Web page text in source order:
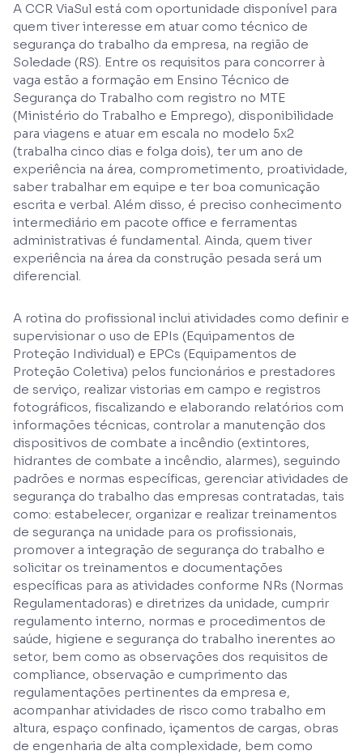
A CCR ViaSul está com oportunidade disponível para
quem tiver interesse em atuar como técnico de
segurança do trabalho da empresa, na região de
Soledade (RS). Entre os requisitos para concorrer à
vaga estão a formação em Ensino Técnico de
Segurança do Trabalho com registro no MTE
(Ministério do Trabalho e Emprego), disponibilidade
para viagens e atuar em escala no modelo 5x2
(trabalha cinco dias e folga dois), ter um ano de
experiência na área, comprometimento, proatividade,
saber trabalhar em equipe e ter boa comunicação
escrita e verbal. Além disso, é preciso conhecimento
intermediário em pacote office e ferramentas
administrativas é fundamental. Ainda, quem tiver
experiência na área da construção pesada será um
diferencial.
A rotina do profissional inclui atividades como definir e
supervisionar o uso de EPIs (Equipamentos de
Proteção Individual) e EPCs (Equipamentos de
Proteção Coletiva) pelos funcionários e prestadores
de serviço, realizar vistorias em campo e registros
fotográficos, fiscalizando e elaborando relatórios com
informações técnicas, controlar a manutenção dos
dispositivos de combate a incêndio (extintores,
hidrantes de combate a incêndio, alarmes), seguindo
padrões e normas específicas, gerenciar atividades de
segurança do trabalho das empresas contratadas, tais
como: estabelecer, organizar e realizar treinamentos
de segurança na unidade para os profissionais,
promover a integração de segurança do trabalho e
solicitar os treinamentos e documentações
específicas para as atividades conforme NRs (Normas
Regulamentadoras) e diretrizes da unidade, cumprir
regulamento interno, normas e procedimentos de
saúde, higiene e segurança do trabalho inerentes ao
setor, bem como as observações dos requisitos de
compliance, observação e cumprimento das
regulamentações pertinentes da empresa e,
acompanhar atividades de risco como trabalho em
altura, espaço confinado, içamentos de cargas, obras
de engenharia de alta complexidade, bem como